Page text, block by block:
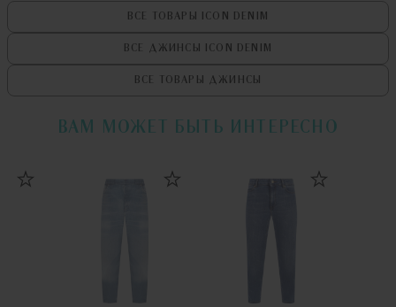
ВСЕ ТОВАРЫ ICON DENIM
ВСЕ ДЖИНСЫ ICON DENIM
ВСЕ ТОВАРЫ ДЖИНСЫ
ВАМ МОЖЕТ БЫТЬ ИНТЕРЕСНО